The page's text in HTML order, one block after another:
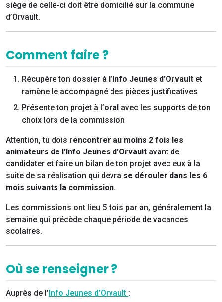
siège de celle-ci doit être domicilié sur la commune
d’Orvault.
Comment faire ?
Récupère ton dossier à l’Info Jeunes d’Orvault et
ramène le accompagné des pièces justificatives
Présente ton projet à l’oral avec les supports de ton
choix lors de la commission
Attention, tu dois rencontrer au moins 2 fois les
animateurs de l’Info Jeunes d’Orvault avant de
candidater et faire un bilan de ton projet avec eux à la
suite de sa réalisation qui devra se dérouler dans les 6
mois suivants la commission.
Les commissions ont lieu 5 fois par an, généralement la
semaine qui précède chaque période de vacances
scolaires.
Où se renseigner ?
Auprès de l’Info Jeunes d’Orvault :